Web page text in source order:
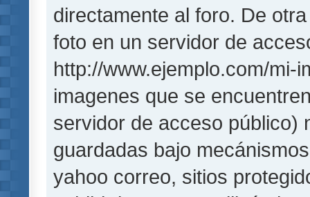
directamente al foro. De
foto en un servidor de
http://www.ejemplo.com/mi-
imagenes que se
servidor de acceso público)
guardadas bajo
yahoo correo, sitios